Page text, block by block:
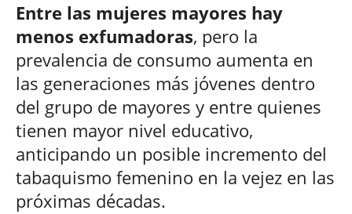
Entre las mujeres mayores hay
menos exfumadoras, pero la
prevalencia de consumo aumenta en
las generaciones más jóvenes dentro
del grupo de mayores y entre quienes
tienen mayor nivel educativo,
anticipando un posible incremento del
tabaquismo femenino en la vejez en las
próximas décadas.​